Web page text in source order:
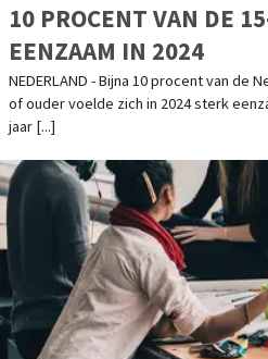
10 PROCENT VAN DE
EENZAAM IN 2024
NEDERLAND - Bijna 10 procent van de
of ouder voelde zich in 2024 sterk
jaar [...]